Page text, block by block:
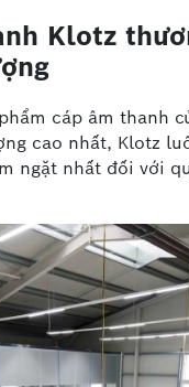
Klotz
cáp âm thanh
cao nhất, Klotz
ngặt nhất đối với